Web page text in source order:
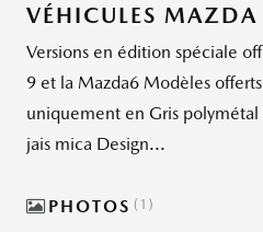
VÉHICULES MAZDA
Versions en édition spéciale
9 et la Mazda6 Modèles
uniquement en Gris
jais mica Design...
PHOTOS 1